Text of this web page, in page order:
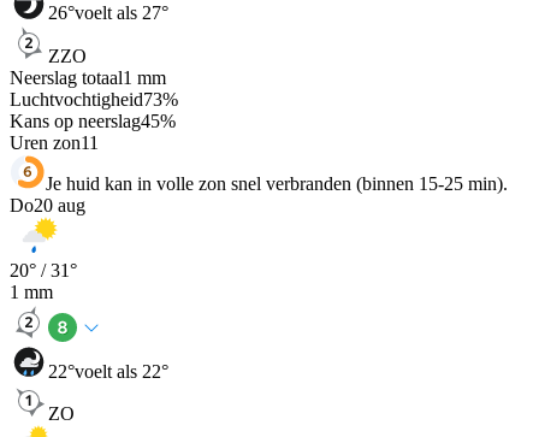
26°voelt als 27°
ZZO
Neerslag totaal1 mm
Luchtvochtigheid73%
Kans op neerslag45%
Uren zon11
Je huid kan in volle zon snel verbranden (binnen 15-25 min).
Do20 aug
20° /31°
1 mm
22°voelt als 22°
ZO